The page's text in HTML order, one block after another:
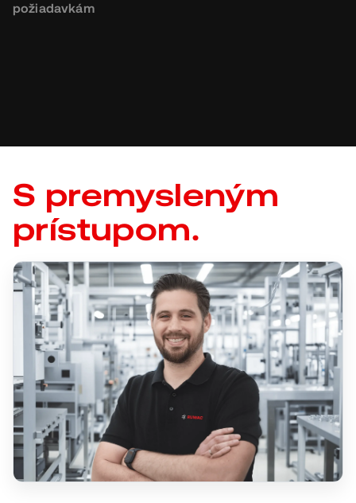
požiadavkám
S premysleným
prístupom.